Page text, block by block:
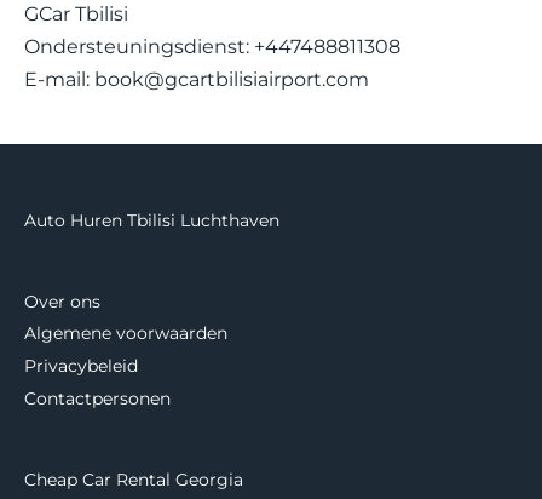
GCar Tbilisi
Ondersteuningsdienst: +447488811308
E-mail: book@gcartbilisiairport.com
Auto Huren Tbilisi Luchthaven
Over ons
Algemene voorwaarden
Privacybeleid
Contactpersonen
Cheap Car Rental Georgia